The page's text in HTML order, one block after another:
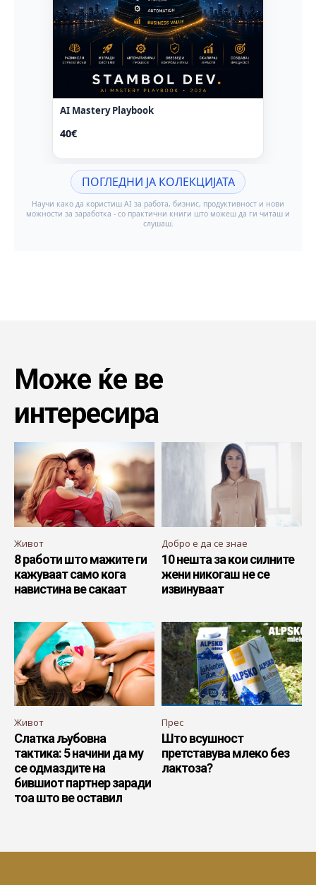
Може ќе ве
интересира
Живот
8 работи што мажите ги
кажуваат само кога
навистина ве сакаат
Добро е да се знае
10 нешта за кои силните
жени никогаш не се
извинуваат
Живот
Слатка љубовна
тактика: 5 начини да му
се одмаздите на
бившиот партнер заради
тоа што ве оставил
Прес
Што всушност
претставува млеко без
лактоза?